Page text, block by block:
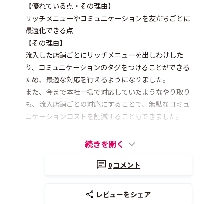
【優れている点・その理由】
リッチメニューやコミュニケーションを友だちごとに
最適化できる点
【その理由】
流入した店舗ごとにリッチメニューを出しわけした
り、コミュニケーションのタグをつけることができる
ため、最適な対応を行えるようになりました。
また、今まで本社一括で対応していたようなやり取り
も、流入店舗ごとの対応にすることで、無駄なコミュ
ニケーションコストを削減することもできました。
続きを開く
0コメント
レビューをシェア